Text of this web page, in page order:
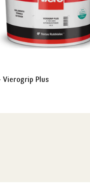
Vierogrip Plus